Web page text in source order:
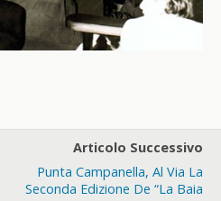
Articolo Successivo
Punta Campanella, Al Via La
Seconda Edizione De “La Baia